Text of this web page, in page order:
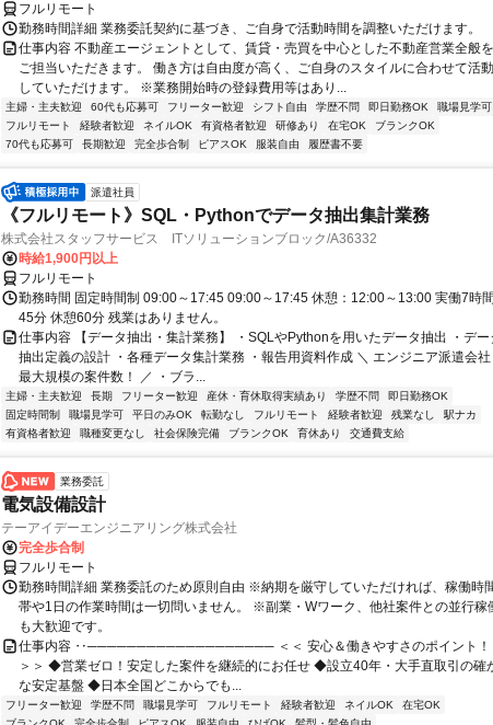
フルリモート
勤務時間詳細 業務委託契約に基づき、ご自身で活動時間を調整いただけます。
仕事内容 不動産エージェントとして、賃貸・売買を中心とした不動産営業全般を
ご担当いただきます。 働き方は自由度が高く、ご自身のスタイルに合わせて活動
していただけます。 ※業務開始時の登録費用等はあり...
主婦・主夫歓迎 60代も応募可 フリーター歓迎 シフト自由 学歴不問 即日勤務OK
職場見学可
フルリモート
経験者歓迎 ネイルOK 有資格者歓迎 研修あり 在宅OK
ブランクOK
70代も応募可
長期歓迎 完全歩合制 ピアスOK 服装自由 履歴書不要
派遣社員
《フルリモート》SQL・Pythonでデータ抽出集計業務
株式会社スタッフサービス ITソリューションブロック/A36332
時給1,900円以上
フルリモート
勤務時間 固定時間制 09:00～17:45 09:00～17:45 休憩：12:00～13:00 実働7時間
45分 休憩60分 残業はありません。
仕事内容 【データ抽出・集計業務】 ・SQLやPythonを用いたデータ抽出 ・デー
抽出定義の設計 ・各種データ集計業務 ・報告用資料作成 ＼ エンジニア派遣会社
最大規模の案件数！ ／ ・ブラ...
主婦・主夫歓迎 長期 フリーター歓迎 産休・育休取得実績あり 学歴不問
即日勤務OK
固定時間制
職場見学可 平日のみOK 転勤なし フルリモート 経験者歓迎 残業なし
駅ナカ
有資格者歓迎
職種変更なし 社会保険完備 ブランクOK 育休あり 交通費支給
業務委託
電気設備設計
テーアイデーエンジニアリング株式会社
完全歩合制
フルリモート
勤務時間詳細 業務委託のため原則自由 ※納期を厳守していただければ、稼働時
帯や1日の作業時間は一切問いません。 ※副業・Wワーク、他社案件との並行稼
も大歓迎です。
仕事内容 ‥─────────────────── ＜＜ 安心＆働きやすさのポイント！
＞＞ ◆営業ゼロ！安定した案件を継続的にお任せ ◆設立40年・大手直取引の確
な安定基盤 ◆日本全国どこからでも...
フリーター歓迎 学歴不問 職場見学可 フルリモート 経験者歓迎 ネイルOK
在宅OK